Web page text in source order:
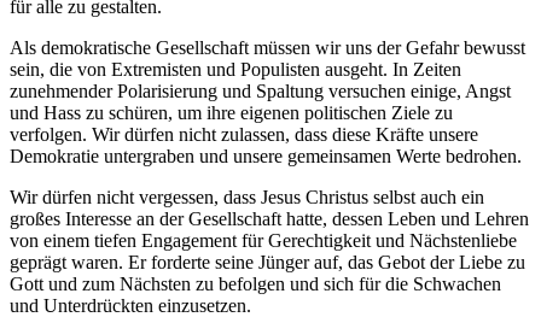
für alle zu gestalten.
Als demokratische Gesellschaft müssen wir uns der Gefahr bewusst
sein, die von Extremisten und Populisten ausgeht. In Zeiten
zunehmender Polarisierung und Spaltung versuchen einige, Angst
und Hass zu schüren, um ihre eigenen politischen Ziele zu
verfolgen. Wir dürfen nicht zulassen, dass diese Kräfte unsere
Demokratie untergraben und unsere gemeinsamen Werte bedrohen.
Wir dürfen nicht vergessen, dass Jesus Christus selbst auch ein
großes Interesse an der Gesellschaft hatte, dessen Leben und Lehren
von einem tiefen Engagement für Gerechtigkeit und Nächstenliebe
geprägt waren. Er forderte seine Jünger auf, das Gebot der Liebe zu
Gott und zum Nächsten zu befolgen und sich für die Schwachen
und Unterdrückten einzusetzen.